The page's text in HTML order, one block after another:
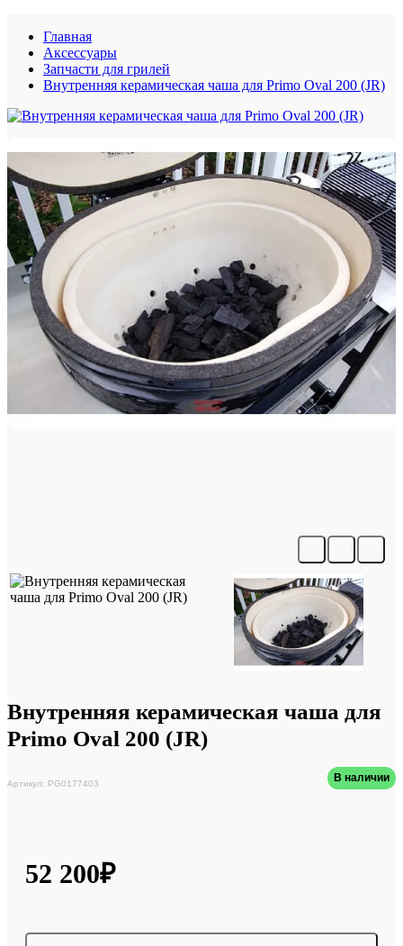
Главная
Аксессуары
Запчасти для грилей
Внутренняя керамическая чаша для Primo Oval 200 (JR)
Внутренняя керамическая чаша для
Primo Oval 200 (JR)
Артикул: PG0177403 В наличии
52 200₽